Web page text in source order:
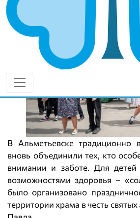
В Альметьевске традиционно
вновь объединили тех, кто
внимании и заботе. Для детей
возможностями здоровья –
было организовано
территории храма в честь